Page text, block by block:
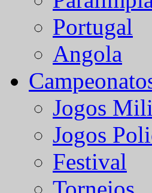
Portugal
Angola
Jogos
Jogos
Festival